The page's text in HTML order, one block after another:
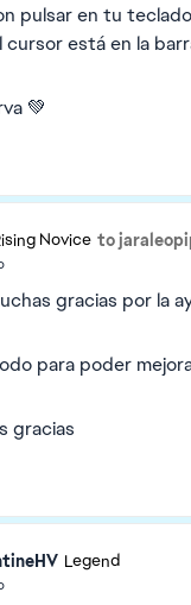
pulsar en tu
está en la
💚
Novice to
gracias por la
para poder
gracias
Legend